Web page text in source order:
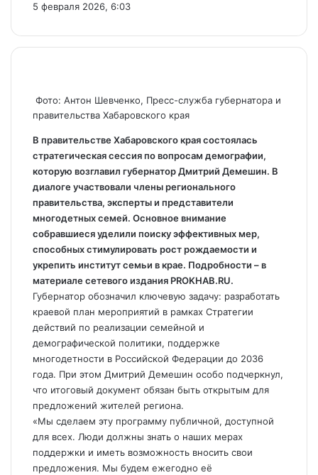
5 февраля 2026, 6:03
Фото: Антон Шевченко, Пресс-служба губернатора и
правительства Хабаровского края
В правительстве Хабаровского края состоялась
стратегическая сессия по вопросам демографии,
которую возглавил губернатор Дмитрий Демешин. В
диалоге участвовали члены регионального
правительства, эксперты и представители
многодетных семей. Основное внимание
собравшиеся уделили поиску эффективных мер,
способных стимулировать рост рождаемости и
укрепить институт семьи в крае. Подробности – в
материале сетевого издания PROKHAB.RU.
Губернатор обозначил ключевую задачу: разработать
краевой план мероприятий в рамках Стратегии
действий по реализации семейной и
демографической политики, поддержке
многодетности в Российской Федерации до 2036
года. При этом Дмитрий Демешин особо подчеркнул,
что итоговый документ обязан быть открытым для
предложений жителей региона.
«Мы сделаем эту программу публичной, доступной
для всех. Люди должны знать о наших мерах
поддержки и иметь возможность вносить свои
предложения. Мы будем ежегодно её